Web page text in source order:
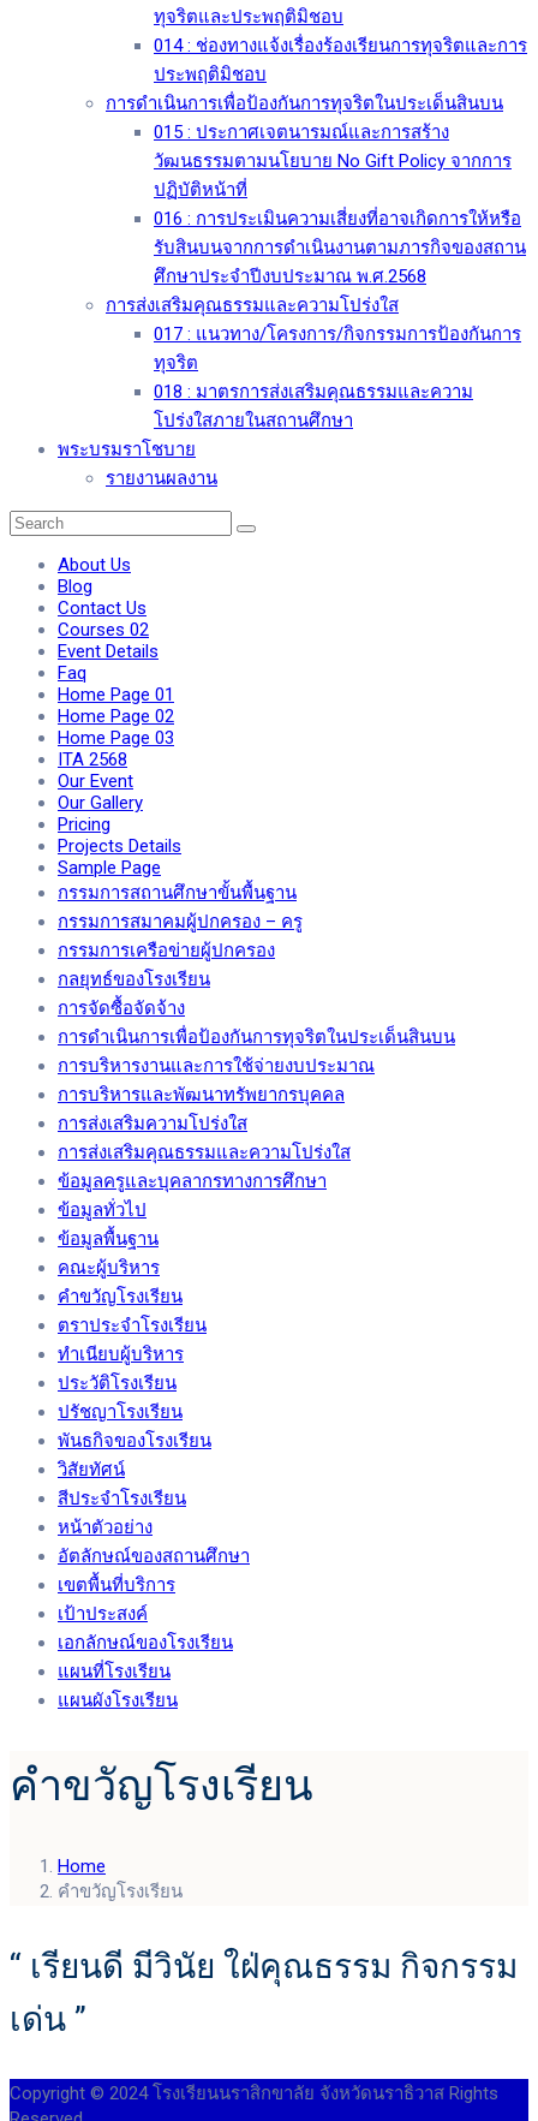
ทุจริตและประพฤติมิชอบ
014 : ช่องทางแจ้งเรื่องร้องเรียนการทุจริตและการ
ประพฤติมิชอบ
การดำเนินการเพื่อป้องกันการทุจริตในประเด็นสินบน
015 : ประกาศเจตนารมณ์และการสร้าง
วัฒนธรรมตามนโยบาย No Gift Policy จากการ
ปฏิบัติหน้าที่
016 : การประเมินความเสี่ยงที่อาจเกิดการให้หรือ
รับสินบนจากการดำเนินงานตามภารกิจของสถาน
ศึกษาประจำปีงบประมาณ พ.ศ.2568
การส่งเสริมคุณธรรมและความโปร่งใส
017 : แนวทาง/โครงการ/กิจกรรมการป้องกันการ
ทุจริต
018 : มาตรการส่งเสริมคุณธรรมและความ
โปร่งใสภายในสถานศึกษา
พระบรมราโชบาย
รายงานผลงาน
About Us
Blog
Contact Us
Courses 02
Event Details
Faq
Home Page 01
Home Page 02
Home Page 03
ITA 2568
Our Event
Our Gallery
Pricing
Projects Details
Sample Page
กรรมการสถานศึกษาขั้นพื้นฐาน
กรรมการสมาคมผู้ปกครอง – ครู
กรรมการเครือข่ายผู้ปกครอง
กลยุทธ์ของโรงเรียน
การจัดซื้อจัดจ้าง
การดำเนินการเพื่อป้องกันการทุจริตในประเด็นสินบน
การบริหารงานและการใช้จ่ายงบประมาณ
การบริหารและพัฒนาทรัพยากรบุคคล
การส่งเสริมความโปร่งใส
การส่งเสริมคุณธรรมและความโปร่งใส
ข้อมูลครูและบุคลากรทางการศึกษา
ข้อมูลทั่วไป
ข้อมูลพื้นฐาน
คณะผู้บริหาร
คำขวัญโรงเรียน
ตราประจำโรงเรียน
ทำเนียบผู้บริหาร
ประวัติโรงเรียน
ปรัชญาโรงเรียน
พันธกิจของโรงเรียน
วิสัยทัศน์
สีประจำโรงเรียน
หน้าตัวอย่าง
อัตลักษณ์ของสถานศึกษา
เขตพื้นที่บริการ
เป้าประสงค์
เอกลักษณ์ของโรงเรียน
แผนที่โรงเรียน
แผนผังโรงเรียน
คำขวัญโรงเรียน
Home
คำขวัญโรงเรียน
“ เรียนดี มีวินัย ใฝ่คุณธรรม กิจกรรม
เด่น ”
Copyright © 2024 โรงเรียนนราสิกขาลัย จังหวัดนราธิวาส Rights